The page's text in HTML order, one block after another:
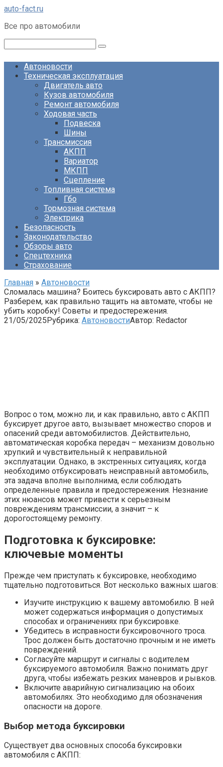
Перейти
контенту
auto-fact.ru
Все про автомобили
Автоновости
Техническая эксплуатация
Двигатель авто
Кузов автомобиля
Ремонт автомобиля
Ходовая часть
Подвеска
Шины
Трансмиссия
АКПП
Вариатор
МКПП
Сцепление
Топливная система
Гбо
Тормозная система
Электрика
Безопасность
Законодательство
Обзоры авто
Спецтехника
Страхование
Главная » Автоновости
Сломалась машина? Боитесь буксировать авто с АКПП?
Разберем, как правильно тащить на автомате, чтобы не
убить коробку! Советы и предостережения.
21/05/2025Рубрика: АвтоновостиАвтор: Redactor
Вопрос о том, можно ли, и как правильно, авто с АКПП
буксирует другое авто, вызывает множество споров и
опасений среди автомобилистов. Действительно,
автоматическая коробка передач – механизм довольно
хрупкий и чувствительный к неправильной
эксплуатации. Однако, в экстренных ситуациях, когда
необходимо отбуксировать неисправный автомобиль,
эта задача вполне выполнима, если соблюдать
определенные правила и предостережения. Незнание
этих нюансов может привести к серьезным
повреждениям трансмиссии, а значит – к
дорогостоящему ремонту.
Подготовка к буксировке:
ключевые моменты
Прежде чем приступать к буксировке, необходимо
тщательно подготовиться. Вот несколько важных шагов:
Изучите инструкцию к вашему автомобилю. В ней
может содержаться информация о допустимых
способах и ограничениях при буксировке.
Убедитесь в исправности буксировочного троса.
Трос должен быть достаточно прочным и не иметь
повреждений.
Согласуйте маршрут и сигналы с водителем
буксируемого автомобиля. Важно понимать друг
друга, чтобы избежать резких маневров и рывков.
Включите аварийную сигнализацию на обоих
автомобилях. Это необходимо для обозначения
опасности на дороге.
Выбор метода буксировки
Существует два основных способа буксировки
автомобиля с АКПП: